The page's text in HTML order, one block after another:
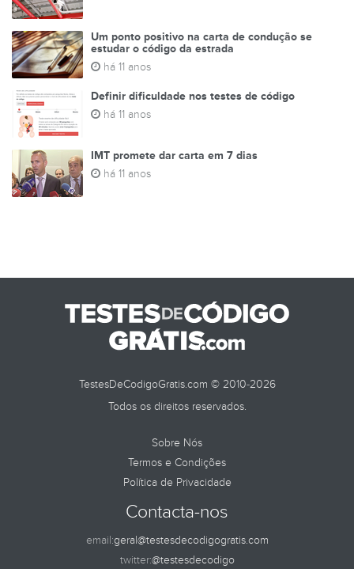
Um ponto positivo na carta de condução se
estudar o código da estrada
há 11 anos
Definir dificuldade nos testes de código
há 11 anos
IMT promete dar carta em 7 dias
há 11 anos
TestesDeCodigoGratis.com © 2010-2026
Todos os direitos reservados.
Sobre Nós
Termos e Condições
Política de Privacidade
Contacta-nos
email:geral@testesdecodigogratis.com
twitter:@testesdecodigo